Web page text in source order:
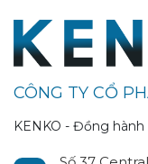
CÔNG TY CỔ
KENKO - Đồng